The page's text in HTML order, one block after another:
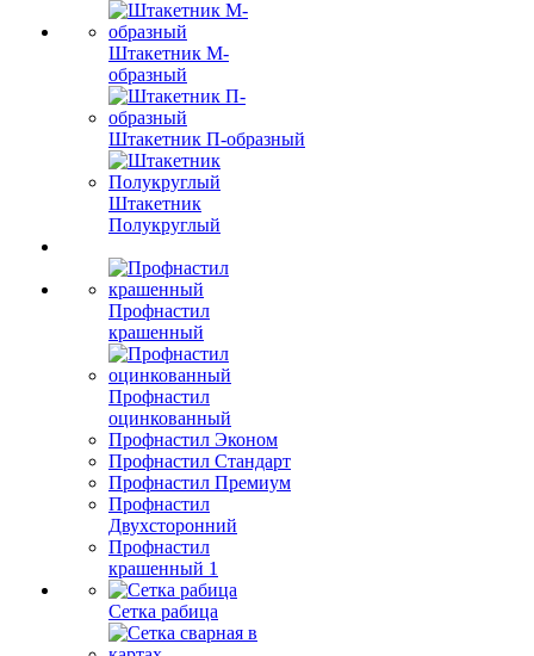
Штакетник М-
образный
Штакетник П-образный
Штакетник
Полукруглый
Профнастил
крашенный
Профнастил
оцинкованный
Профнастил Эконом
Профнастил Стандарт
Профнастил Премиум
Профнастил
Двухсторонний
Профнастил
крашенный 1
Сетка рабица